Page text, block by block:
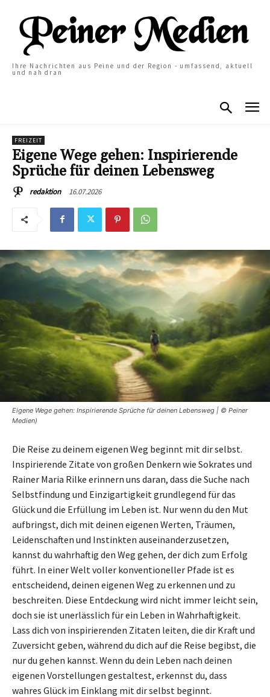
Ihre Nachrichten aus Peine und der Region - umfassend, aktuell
und nah dran
FREIZEIT
Eigene Wege gehen: Inspirierende
Sprüche für deinen Lebensweg
redaktion 16.07.2026
Eigene Wege gehen: Inspirierende Sprüche für deinen Lebensweg | © Peiner
Medien)
Die Reise zu deinem eigenen Weg beginnt mit dir selbst.
Inspirierende Zitate von großen Denkern wie Sokrates und
Rainer Maria Rilke erinnern uns daran, dass die Suche nach
Selbstfindung und Einzigartigkeit grundlegend für das
Glück und die Erfüllung im Leben ist. Nur wenn du den Mut
aufbringst, dich mit deinen eigenen Werten, Träumen,
Leidenschaften und Instinkten auseinanderzusetzen,
kannst du wahrhaftig den Weg gehen, der dich zum Erfolg
führt. In einer Welt voller konventioneller Pfade ist es
entscheidend, deinen eigenen Weg zu erkennen und zu
beschreiten. Diese Entdeckung wird nicht immer leicht sein,
doch sie ist unerlässlich für ein Leben in Wahrhaftigkeit.
Lass dich von inspirierenden Zitaten leiten, die dir Kraft und
Zuversicht geben, während du dich auf die Reise begibst, die
nur du gehen kannst. Wenn du dein Leben nach deinen
eigenen Vorstellungen gestaltest, erkennst du, dass
wahres Glück im Einklang mit dir selbst beginnt.